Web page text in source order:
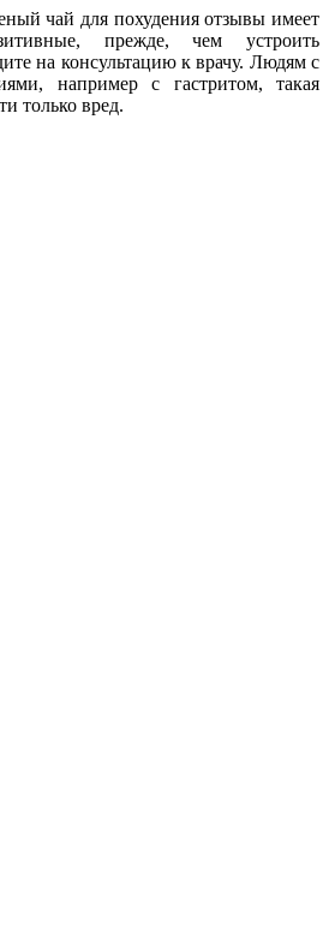
чай для похудения отзывы имеет
прежде, чем устроить
на консультацию к врачу. Людям с
например с гастритом, такая
только вред.